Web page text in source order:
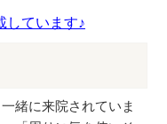
ています♪
緒に来院されていま